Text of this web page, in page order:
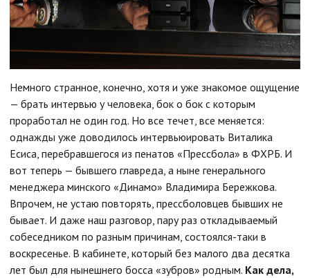
Немного странное, конечно, хотя и уже знакомое ощущение
— брать интервью у человека, бок о бок с которым
проработал не один год. Но все течет, все меняется:
однажды уже доводилось интервьюировать Виталика
Есиса, перебравшегося из пенатов «Прессбола» в ФХРБ. И
вот теперь — бывшего главреда, а ныне генерального
менеджера минского «Динамо» Владимира Бережкова.
Впрочем, не устаю повторять, прессболовцев бывших не
бывает. И даже наш разговор, пару раз откладываемый
собеседником по разным причинам, состоялся-таки в
воскресенье. В кабинете, который без малого два десятка
лет был для нынешнего босса «зубров» родным. Как дела,